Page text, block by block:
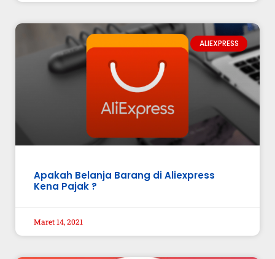
ALIEXPRESS
Apakah Belanja Barang di Aliexpress
Kena Pajak ?
Maret 14, 2021